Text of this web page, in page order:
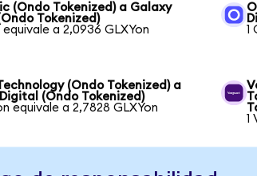
(Ondo Tokenized) a Galaxy
Tokenized)
equivale a 2,0936 GLXYon
1
(Ondo Tokenized) a
(Ondo Tokenized)
equivale a 2,7828 GLXYon
1